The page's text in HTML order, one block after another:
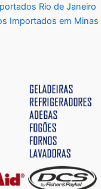
Rio de Janeiro
Importados em Minas